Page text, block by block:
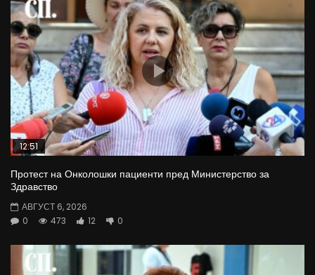
12:51
Протест на Онколошки пациенти пред Министерство за
Здравство
АВГУСТ 6, 2026
0
473 12 0